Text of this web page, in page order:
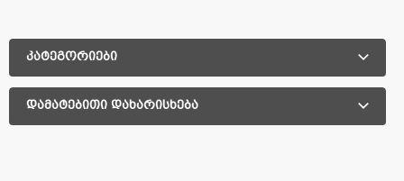
კატეგორიები
დამატებითი დახარისხება